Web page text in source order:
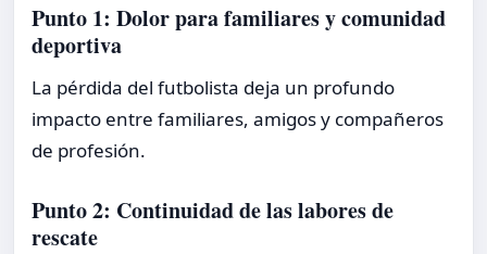
Punto 1: Dolor para familiares y comunidad
deportiva
La pérdida del futbolista deja un profundo
impacto entre familiares, amigos y compañeros
de profesión.
Punto 2: Continuidad de las labores de
rescate